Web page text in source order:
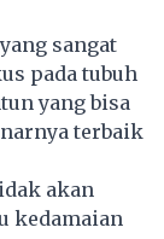
sangat
pada tubuh
yang bisa
terbaik
akan
kedamaian